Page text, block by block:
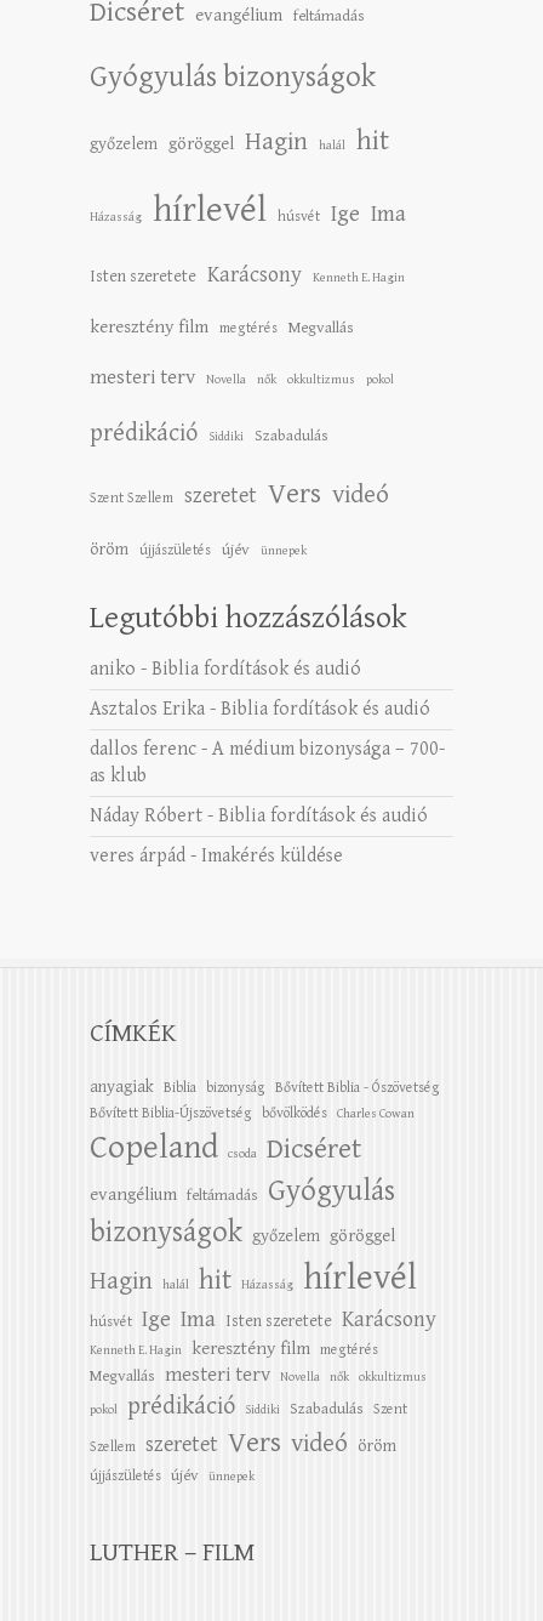
Dicséret evangélium feltámadás
Gyógyulás bizonyságok
győzelem göröggel Hagin halál hit
Házasság hírlevél húsvét Ige Ima
Isten szeretete Karácsony Kenneth E. Hagin
keresztény film megtérés Megvallás
mesteri terv Novella nők okkultizmus pokol
prédikáció Siddiki Szabadulás
Szent Szellem szeretet Vers videó
öröm újjászületés újév ünnepek
Legutóbbi hozzászólások
aniko - Biblia fordítások és audió
Asztalos Erika - Biblia fordítások és audió
dallos ferenc - A médium bizonysága – 700-
as klub
Náday Róbert - Biblia fordítások és audió
veres árpád - Imakérés küldése
CÍMKÉK
anyagiak Biblia bizonyság
Bővített Biblia - Ószövetség
Bővített Biblia-Újszövetség
bővölködés Charles Cowan
Copeland csoda Dicséret
evangélium feltámadás
Gyógyulás
bizonyságok győzelem göröggel
Hagin halál hit Házasság hírlevél
húsvét Ige Ima Isten szeretete Karácsony
Kenneth E. Hagin keresztény film megtérés
Megvallás mesteri terv Novella nők okkultizmus
pokol prédikáció Siddiki Szabadulás Szent
Szellem szeretet Vers videó öröm
újjászületés újév ünnepek
LUTHER – FILM